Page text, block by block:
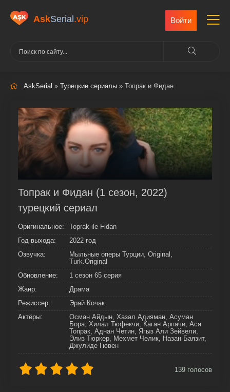
AskSerial .vip Войти
AskSerial » Турецкие сериалы » Топрак и Фидан
Топрак и Фидан (1 сезон, 2022)
турецкий сериал
Оригинальное:
Toprak ile Fidan
Год выхода:
2022 год
Озвучка:
Мыльные оперы Турции, Original,
Turk.Original
Обновление:
1 сезон 65 серия
Жанр:
Драма
Режиссер:
Эрай Кочак
Актёры:
Осман Айдын, Хазал Адияман, Асуман
Бора, Хилал Тюфекчи, Каган Арпачи, Ася
Топрак, Аднан Четин, Ягыз Али Зейвели,
Элиз Тюркер, Мехмет Челик, Назан Баязит,
Джулиде Гювен
139 голосов